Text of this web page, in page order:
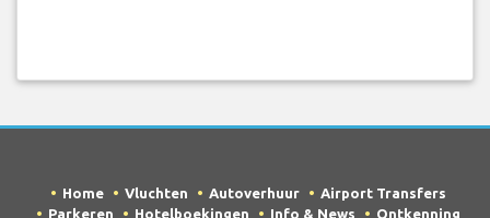
Home Vluchten Autoverhuur
Airport Transfers
Parkeren
Hotelboekingen Info & News Ontkenning